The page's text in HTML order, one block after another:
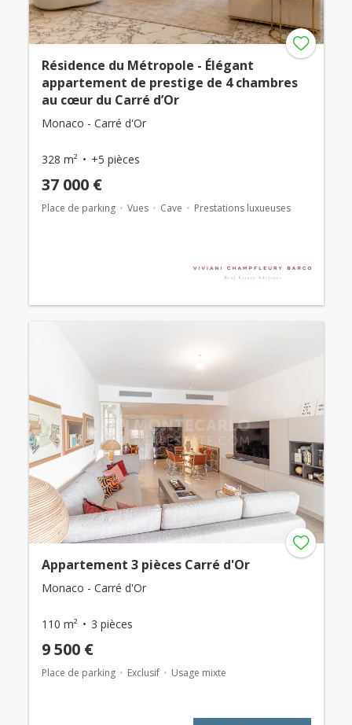
Résidence du Métropole - Élégant
appartement de prestige de 4 chambres
au cœur du Carré d’Or
Monaco - Carré d'Or
328 m² +5 pièces
37 000 €
Place de parking Vues Cave Prestations luxueuses
Appartement 3 pièces Carré d'Or
Monaco - Carré d'Or
110 m² 3 pièces
9 500 €
Place de parking Exclusif Usage mixte